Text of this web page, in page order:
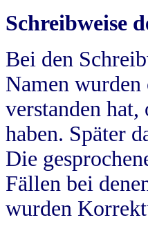
Schreibweise
Bei den
Namen
verstanden hat,
haben. Später
Die
Fällen bei
wurden